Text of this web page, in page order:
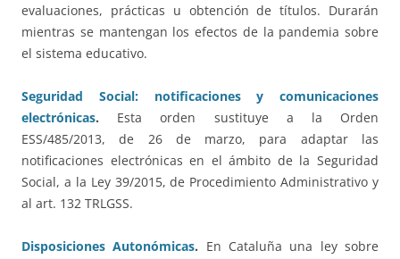
evaluaciones, prácticas u obtención de títulos. Durarán
mientras se mantengan los efectos de la pandemia sobre
el sistema educativo.
Seguridad Social: notificaciones y comunicaciones
electrónicas. Esta orden sustituye a la Orden
ESS/485/2013, de 26 de marzo, para adaptar las
notificaciones electrónicas en el ámbito de la Seguridad
Social, a la Ley 39/2015, de Procedimiento Administrativo y
al art. 132 TRLGSS.
Disposiciones Autonómicas. En Cataluña una ley sobre